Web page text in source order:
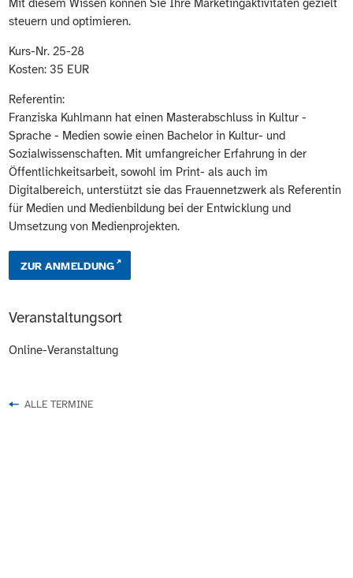
Mit diesem Wissen können Sie Ihre Marketingaktivitäten gezielt
steuern und optimieren.
Kurs-Nr. 25-28
Kosten: 35 EUR
Referentin:
Franziska Kuhlmann hat einen Masterabschluss in Kultur -
Sprache - Medien sowie einen Bachelor in Kultur- und
Sozialwissenschaften. Mit umfangreicher Erfahrung in der
Öffentlichkeitsarbeit, sowohl im Print- als auch im
Digitalbereich, unterstützt sie das Frauennetzwerk als Referentin
für Medien und Medienbildung bei der Entwicklung und
Umsetzung von Medienprojekten.
ZUR ANMELDUNG
Veranstaltungsort
Online-Veranstaltung
ALLE TERMINE